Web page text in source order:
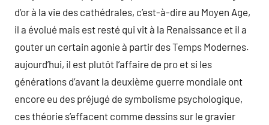
d’or à la vie des cathédrales, c’est-à-dire au Moyen Age,
il a évolué mais est resté qui vit à la Renaissance et il a
gouter un certain agonie à partir des Temps Modernes.
aujourd’hui, il est plutôt l’affaire de pro et si les
générations d’avant la deuxième guerre mondiale ont
encore eu des préjugé de symbolisme psychologique,
ces théorie s’effacent comme dessins sur le gravier